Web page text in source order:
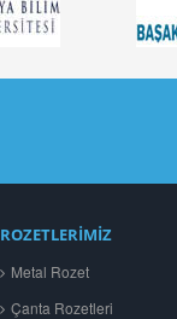
ROZETLERİMİZ
Metal Rozet
Çanta Rozetleri